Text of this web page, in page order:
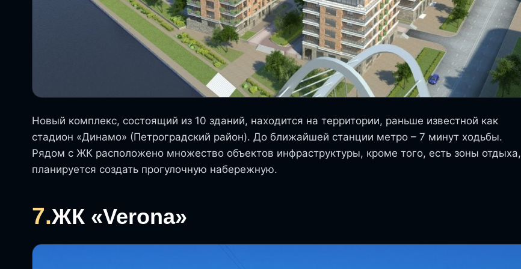
Новый комплекс, состоящий из 10 зданий, находится на территории, раньше известной как
стадион «Динамо» (Петроградский район). До ближайшей станции метро – 7 минут ходьбы.
Рядом с ЖК расположено множество объектов инфраструктуры, кроме того, есть зоны отдыха,
планируется создать прогулочную набережную.
7.ЖК «Verona»